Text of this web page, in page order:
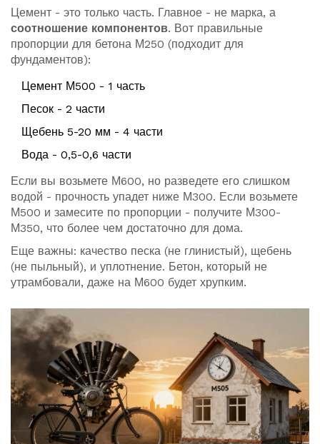
Цемент - это только часть. Главное - не марка, а
соотношение компонентов. Вот правильные
пропорции для бетона М250 (подходит для
фундаментов):
Цемент М500 - 1 часть
Песок - 2 части
Щебень 5-20 мм - 4 части
Вода - 0,5-0,6 части
Если вы возьмете М600, но разведете его слишком
водой - прочность упадет ниже М300. Если возьмете
М500 и замесите по пропорции - получите М300-
М350, что более чем достаточно для дома.
Еще важны: качество песка (не глинистый), щебень
(не пыльный), и уплотнение. Бетон, который не
утрамбовали, даже на М600 будет хрупким.